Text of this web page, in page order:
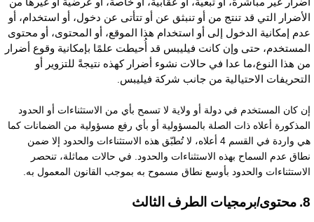
التي قد تنتج من أو تنبثق عن أو تتأتى عن دخول، أو استخدام، أو
إمكانية الدخول إلى أو استخدام هذا الموقع، أو المحتوى، أو محتوى
حتى وإن كانت فيليبس قد أُحيطت علمًا بإمكانية وقوع أضرار
هذا النوع،ما عدا في حالات نشوء أضرار كهذه نتيجةً للتزوير أو
الاحتيالية من جانب شركة فيليبس.
كان المستخدم في دولة أو ولاية لا تسمح بأي من الاستثناءات أو الحدود
أعلاه ذات الصلة بالمسؤولية أو بأي رفع مسؤولية من الضمانات كما
هي واردة في القسم 4 أعلاه، لا تُطبّق هذه الاستثناءات والحدود إلا ضمن
عدم السماح بهذه الاستثناءات والحدود. في حالات مماثلة، تنحصر
والحدود بأوسع نطاق مسموح به بموجب القانون المعمول به.
الثالث